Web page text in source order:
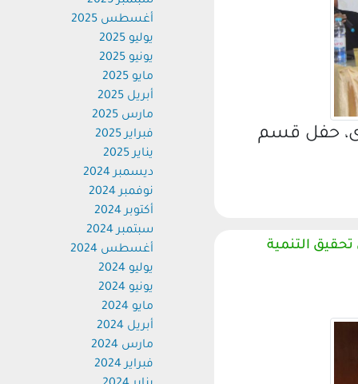
حفل قسم
التنمية
أغسطس 2025
يوليو 2025
يونيو 2025
مايو 2025
أبريل 2025
مارس 2025
فبراير 2025
يناير 2025
ديسمبر 2024
نوفمبر 2024
أكتوبر 2024
سبتمبر 2024
أغسطس 2024
يوليو 2024
يونيو 2024
مايو 2024
أبريل 2024
مارس 2024
فبراير 2024